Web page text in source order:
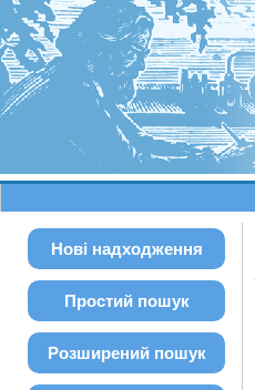
Нові надходження
Простий пошук
Розширений пошук